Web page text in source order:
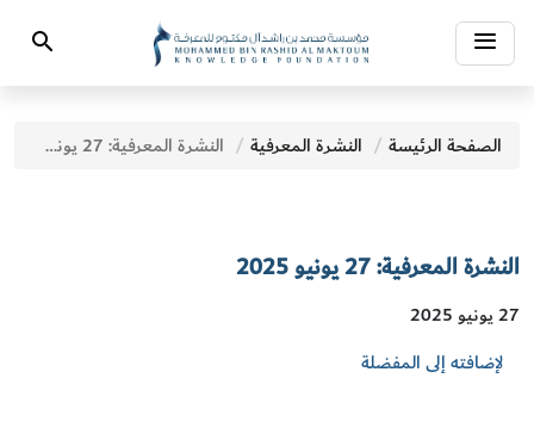
Toggle
navigation
Search
الصفحة الرئيسة النشرة المعرفية النشرة المعرفية: 27 يونيو 2025
النشرة المعرفية: 27 يونيو 2025
27 يونيو 2025
لإضافته إلى المفضلة